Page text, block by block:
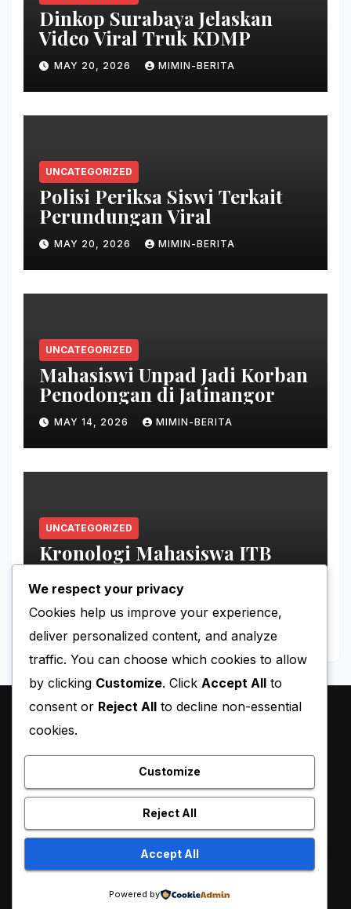
Dinkop Surabaya Jelaskan
Video Viral Truk KDMP
MAY 20, 2026 MIMIN-BERITA
UNCATEGORIZED
Polisi Periksa Siswi Terkait
Perundungan Viral
MAY 20, 2026 MIMIN-BERITA
UNCATEGORIZED
Mahasiswi Unpad Jadi Korban
Penodongan di Jatinangor
MAY 14, 2026 MIMIN-BERITA
UNCATEGORIZED
Kronologi Mahasiswa ITB
Hilang di Gunung Puntang
Proudly powered by WordPress|Theme:Pulse Newsby
Themeansar
Sample Page
We respect your privacy
Cookies help us improve your experience,
deliver personalized content, and analyze
traffic. You can choose which cookies to allow
by clicking Customize. Click Accept All to
consent or Reject All to decline non-essential
cookies.
Customize
Reject All
Accept All
Powered by